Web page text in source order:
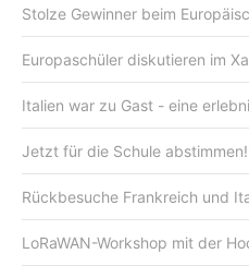
Stolze Gewinner beim
Europaschüler diskutieren im
Italien war zu Gast - eine
Jetzt für die Schule
Rückbesuche Frankreich und
LoRaWAN-Workshop mit der